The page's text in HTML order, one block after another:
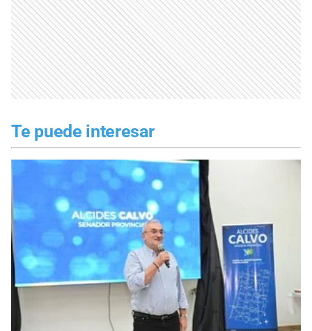
Te puede interesar